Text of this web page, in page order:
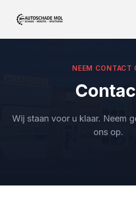
NEEM CONTACT
Wij staan voor u klaar. Neem
ons op.